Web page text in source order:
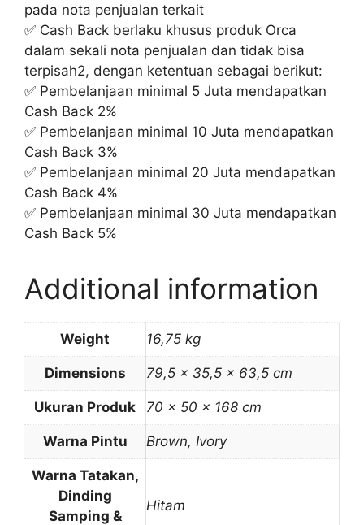
pada nota penjualan terkait
✅ Cash Back berlaku khusus produk Orca
dalam sekali nota penjualan dan tidak bisa
terpisah2, dengan ketentuan sebagai berikut:
✅ Pembelanjaan minimal 5 Juta mendapatkan
Cash Back 2%
✅ Pembelanjaan minimal 10 Juta mendapatkan
Cash Back 3%
✅ Pembelanjaan minimal 20 Juta mendapatkan
Cash Back 4%
✅ Pembelanjaan minimal 30 Juta mendapatkan
Cash Back 5%
Additional information
Weight 16,75 kg
Dimensions 79,5 × 35,5 × 63,5 cm
Ukuran Produk 70 x 50 x 168 cm
Warna Pintu Brown, Ivory
Warna Tatakan,
Dinding
Samping &
Hitam